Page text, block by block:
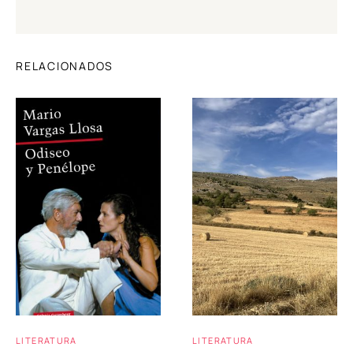
RELACIONADOS
LITERATURA LITERATURA